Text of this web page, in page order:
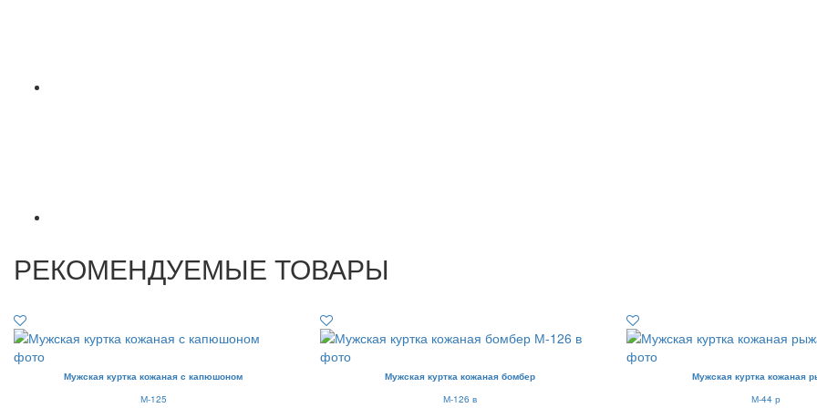
РЕКОМЕНДУЕМЫЕ ТОВАРЫ
Мужская куртка кожаная с капюшоном
М-125
Мужская куртка кожаная бомбер
М-126 в
Мужская куртка кожаная
М-44 р